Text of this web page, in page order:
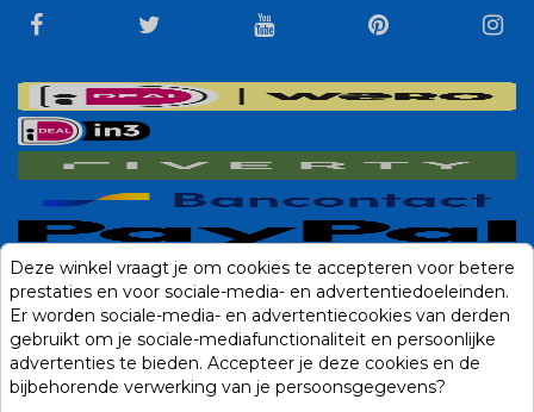
Deze winkel vraagt je om cookies te accepteren voor betere
prestaties en voor sociale-media- en advertentiedoeleinden.
Er worden sociale-media- en advertentiecookies van derden
gebruikt om je sociale-mediafunctionaliteit en persoonlijke
advertenties te bieden. Accepteer je deze cookies en de
bijbehorende verwerking van je persoonsgegevens?